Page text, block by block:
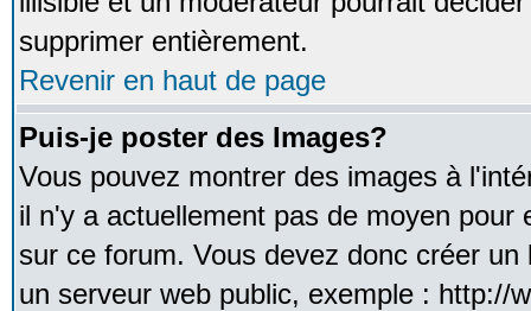
supprimer entièrement.
Revenir en haut de page
Puis-je poster des Images?
Vous pouvez montrer des images à
il n'y a actuellement pas de moyen pour
sur ce forum. Vous devez donc créer
un serveur web public, exemple : http://